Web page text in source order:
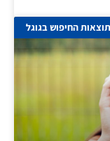
תוצאות החיפוש בגוגל